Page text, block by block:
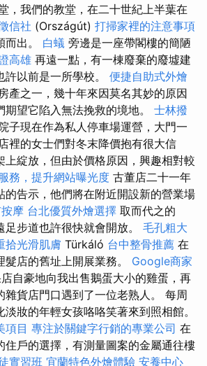
，我們的教堂，在二十世紀上半葉在
信社 (Országút) 打掃家裡的注意事項
而出。 白蟻 旁邊是一座帶閣樓的簡陋
高雄 再遠一點，有一棟廢棄的廢墟建
以前是一所學校。 便捷自助式外燴
產之一，幾十年來因莫名其妙的原因
望它陷入無法挽救的境地。 士林撥
子現在作為私人停車場運營，大門一
裡的女士們對冬末降價抱有很大信
上綻放，但由於價格原因，興趣相對較
務，提升網站曝光度 古董店二十一年
的告示，他們將在附近開設新的營業場
摩 台北優質外燴選擇 取而代之的
步道也許很快就會開放。 毛孔粗大
拾光滑肌膚 Türkáló 台中整骨推薦 在
店的舊址上開展業務。 Google商家
自豪地向我出售鵝蛋大小的雞蛋，再
雜貨店門口遇到了一位老熟人。 每周
妝的年輕女孩咯咯笑著來到照相館。
項目 專注於關鍵字行銷的專業公司 在
住戶的選擇，有測量圖案的金屬通往樓
實習班 宜蘭特色外燴體驗 安養中心